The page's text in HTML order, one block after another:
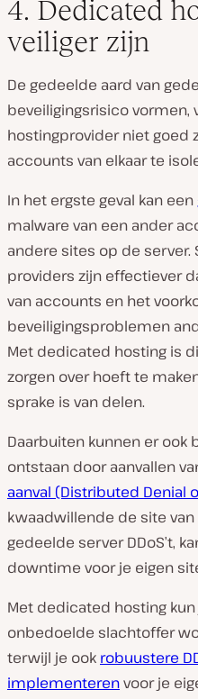
4. Dedicated
veiliger zijn
De gedeelde aard van
beveiligingsrisico vormen,
hostingprovider niet goed
accounts van elkaar te
In het ergste geval kan een
malware van een ander
andere sites op de
providers zijn effectiever
van accounts en het
beveiligingsproblemen
Met dedicated hosting is
zorgen over hoeft te
sprake is van delen.
Daarbuiten kunnen er
ontstaan door aanvallen
aanval (Distributed Denial
kwaadwillende de site
gedeelde server DDoS’t,
downtime voor je eigen
Met dedicated hosting
onbedoelde slachtoffer
terwijl je ook robuustere
implementerenvoor je